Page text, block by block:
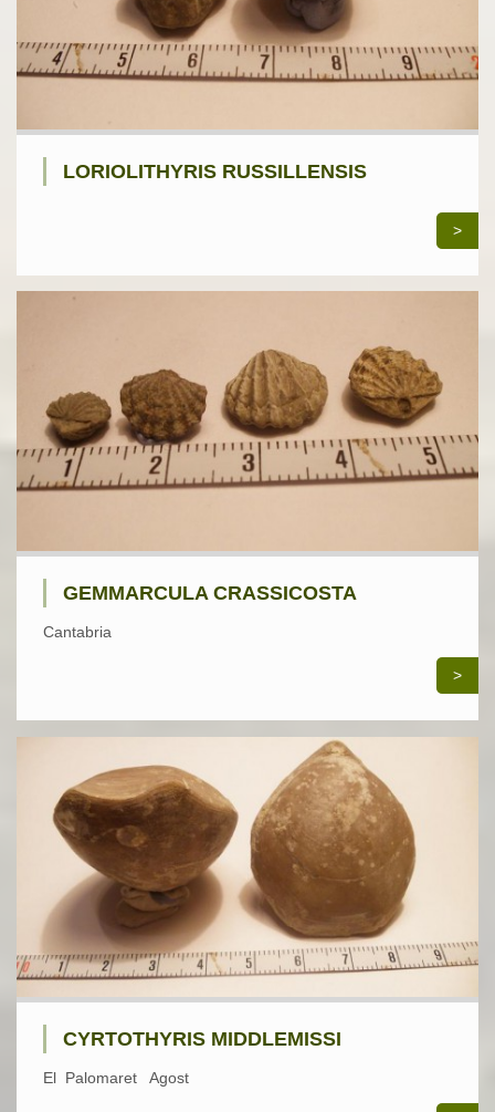
LORIOLITHYRIS RUSSILLENSIS
>
GEMMARCULA CRASSICOSTA
Cantabria
>
CYRTOTHYRIS MIDDLEMISSI
El Palomaret Agost